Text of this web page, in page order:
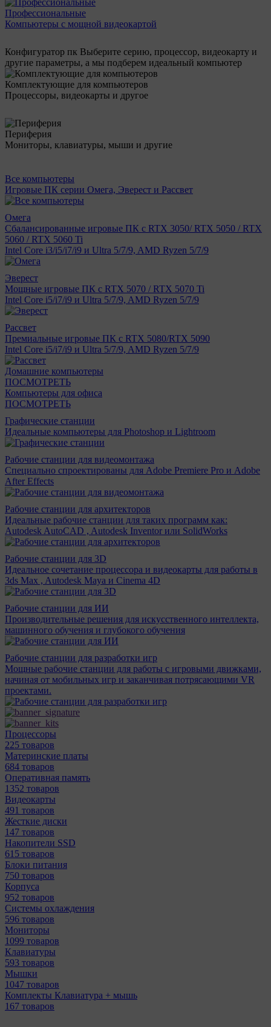
Профессиональные
Компьютеры с мощной видеокартой
Конфигуратор пк Выберите серию, процессор, видеокарту и
другие параметры, а мы подберем идеальный компьютер
Комплектующие для компьютеров
Процессоры, видеокарты и другое
Периферия
Мониторы, клавиатуры, мыши и другие
Все компьютеры
Игровые ПК серии Омега, Эверест и Рассвет
Омега
Сбалансированные игровые ПК с RTX 3050/ RTX 5050 / RTX
5060 / RTX 5060 Ti
Intel Core i3/i5/i7/i9 и Ultra 5/7/9, AMD Ryzen 5/7/9
Эверест
Мощные игровые ПК с RTX 5070 / RTX 5070 Ti
Intel Core i5/i7/i9 и Ultra 5/7/9, AMD Ryzen 5/7/9
Рассвет
Премиальные игровые ПК с RTX 5080/RTX 5090
Intel Core i5/i7/i9 и Ultra 5/7/9, AMD Ryzen 5/7/9
Домашние компьютеры
ПОСМОТРЕТЬ
Компьютеры для офиса
ПОСМОТРЕТЬ
Графические станции
Идеальные компьютеры для Photoshop и Lightroom
Рабочие станции для видеомонтажа
Специально спроектированы для Adobe Premiere Pro и Adobe
After Effects
Рабочие станции для архитекторов
Идеальные рабочие станции для таких программ как:
Autodesk AutoCAD , Autodesk Inventor или SolidWorks
Рабочие станции для 3D
Идеальное сочетание процессора и видеокарты для работы в
3ds Max , Autodesk Maya и Cinema 4D
Рабочие станции для ИИ
Производительные решения для искусственного интеллекта,
машинного обучения и глубокого обучения
Рабочие станции для разработки игр
Мощные рабочие станции для работы с игровыми движками,
начиная от мобильных игр и заканчивая потрясающими VR
проектами.
Процессоры
225 товаров
Материнcкие платы
684 товаров
Оперативная память
1352 товаров
Видеокарты
491 товаров
Жесткие диски
147 товаров
Накопители SSD
615 товаров
Блоки питания
750 товаров
Корпуса
952 товаров
Системы охлаждения
596 товаров
Мониторы
1099 товаров
Клавиатуры
593 товаров
Мышки
1047 товаров
Комплекты Клавиатура + мышь
167 товаров